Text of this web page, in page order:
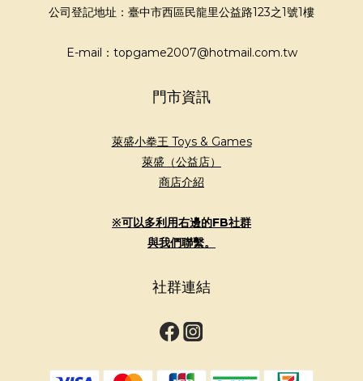
公司登記地址：臺中市西區民龍里公益路123之1號1樓
E-mail：topgame2007@hotmail.com.tw
門市資訊
萊盛小拳王 Toys & Games
萊盛（公益店）
商店介紹
※可以多利用右邊的FB社群
與我們聯繫。
社群連結